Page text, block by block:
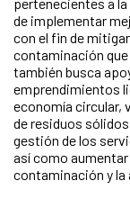
de implementar
con el fin de
contaminación
también busca
emprendimientos
economía circular,
de residuos
gestión de los
así como
contaminación y la